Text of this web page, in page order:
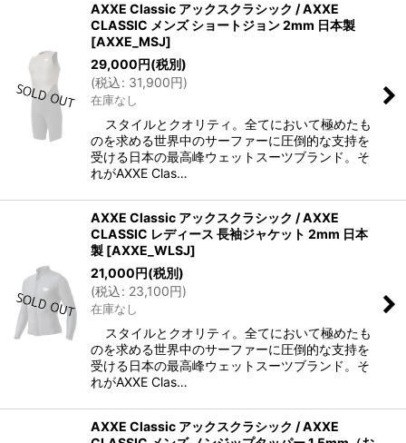
AXXE Classic アックスクラシック / AXXE
CLASSIC メンズ ショートジョン 2mm 日本製
[AXXE_MSJ]
29,000円(税別)
(税込: 31,900円)
在庫なし
スタイルとクオリティ。全てにおいて極めたも
のを求める世界中のサーファーに圧倒的な支持を
受ける日本の最高峰ウェットスーツブランド。そ
れがAXXE Clas…
AXXE Classic アックスクラシック / AXXE
CLASSIC レディース 長袖ジャケット 2mm 日本
製 [AXXE_WLSJ]
21,000円(税別)
(税込: 23,100円)
在庫なし
スタイルとクオリティ。全てにおいて極めたも
のを求める世界中のサーファーに圧倒的な支持を
受ける日本の最高峰ウェットスーツブランド。そ
れがAXXE Clas…
AXXE Classic アックスクラシック / AXXE